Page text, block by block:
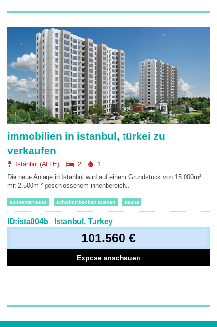
immobilien in istanbul, türkei zu
verkaufen
Istanbul (ALLE) 2
1
Die neue Anlage in Istanbul wird auf einem Grundstück von 15.000m²
mit 2.500m ² geschlossenem innenbereich..
sonnenterrasse schwimmbecken aussen sauna
ID:ista004b Istanbul, Turkey
101.560 €
Expose anschauen